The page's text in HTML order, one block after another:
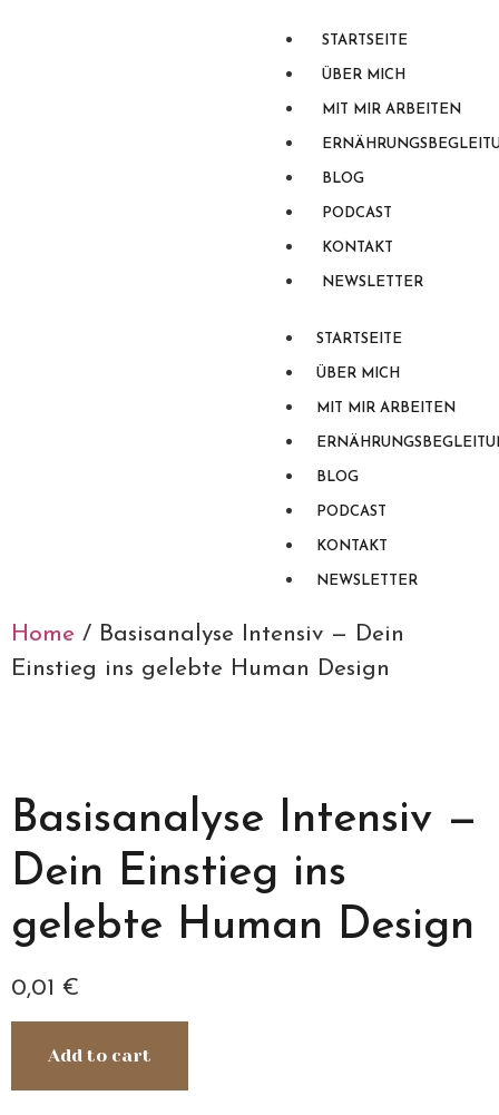
STARTSEITE
ÜBER MICH
MIT MIR ARBEITEN
BLOG
PODCAST
KONTAKT
NEWSLETTER
STARTSEITE
ÜBER MICH
MIT MIR ARBEITEN
BLOG
PODCAST
KONTAKT
NEWSLETTER
Home / Basisanalyse Intensiv — Dein
Einstieg ins gelebte Human Design
Basisanalyse Intensiv —
Dein Einstieg ins
gelebte Human Design
0,01 €
Add to cart